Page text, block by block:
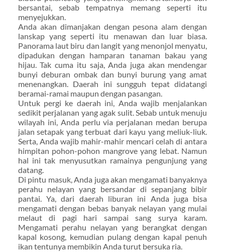
bersantai, sebab tempatnya memang seperti itu
menyejukkan.
Anda akan dimanjakan dengan pesona alam dengan
lanskap yang seperti itu menawan dan luar biasa.
Panorama laut biru dan langit yang menonjol menyatu,
dipadukan dengan hamparan tanaman bakau yang
hijau. Tak cuma itu saja, Anda juga akan mendengar
bunyi deburan ombak dan bunyi burung yang amat
menenangkan. Daerah ini sungguh tepat didatangi
beramai-ramai maupun dengan pasangan.
Untuk pergi ke daerah ini, Anda wajib menjalankan
sedikit perjalanan yang agak sulit. Sebab untuk menuju
wilayah ini, Anda perlu via perjalanan medan berupa
jalan setapak yang terbuat dari kayu yang meliuk-liuk.
Serta, Anda wajib mahir-mahir mencari celah di antara
himpitan pohon-pohon mangrove yang lebat. Namun
hal ini tak menyusutkan ramainya pengunjung yang
datang.
Di pintu masuk, Anda juga akan mengamati banyaknya
perahu nelayan yang bersandar di sepanjang bibir
pantai. Ya, dari daerah liburan ini Anda juga bisa
mengamati dengan bebas banyak nelayan yang mulai
melaut di pagi hari sampai sang surya karam.
Mengamati perahu nelayan yang berangkat dengan
kapal kosong, kemudian pulang dengan kapal penuh
ikan tentunya membikin Anda turut bersuka ria.